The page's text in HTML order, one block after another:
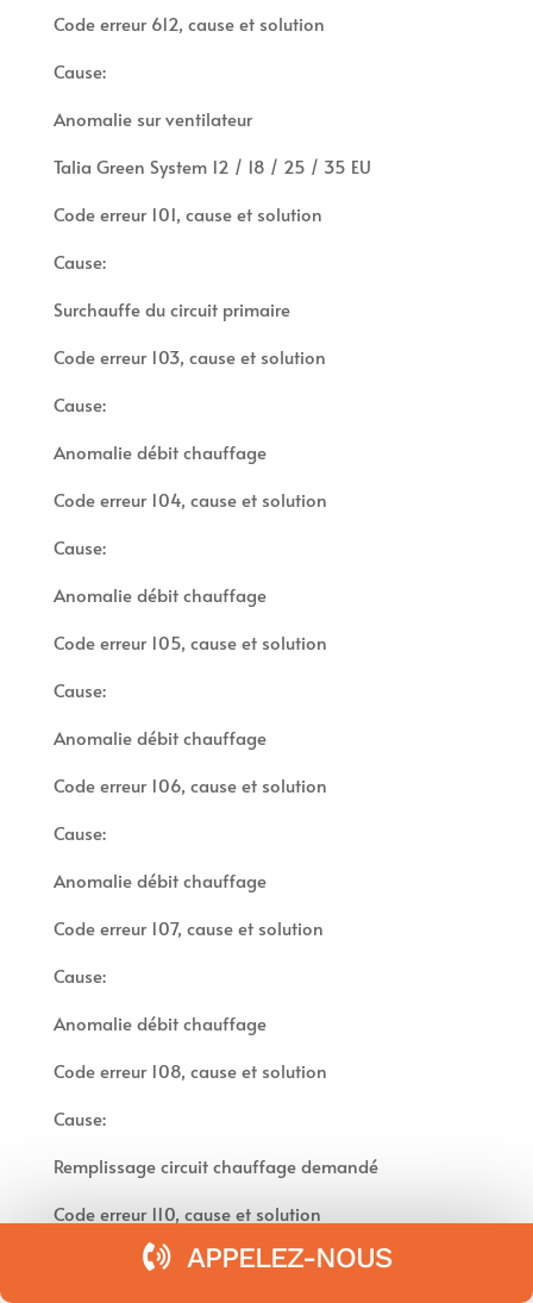
Code erreur 612, cause et solution
Cause:
Anomalie sur ventilateur
Talia Green System 12 / 18 / 25 / 35 EU
Code erreur 101, cause et solution
Cause:
Surchauffe du circuit primaire
Code erreur 103, cause et solution
Cause:
Anomalie débit chauffage
Code erreur 104, cause et solution
Cause:
Anomalie débit chauffage
Code erreur 105, cause et solution
Cause:
Anomalie débit chauffage
Code erreur 106, cause et solution
Cause:
Anomalie débit chauffage
Code erreur 107, cause et solution
Cause:
Anomalie débit chauffage
Code erreur 108, cause et solution
Cause:
Remplissage circuit chauffage demandé
Code erreur 110, cause et solution
APPELEZ-NOUS